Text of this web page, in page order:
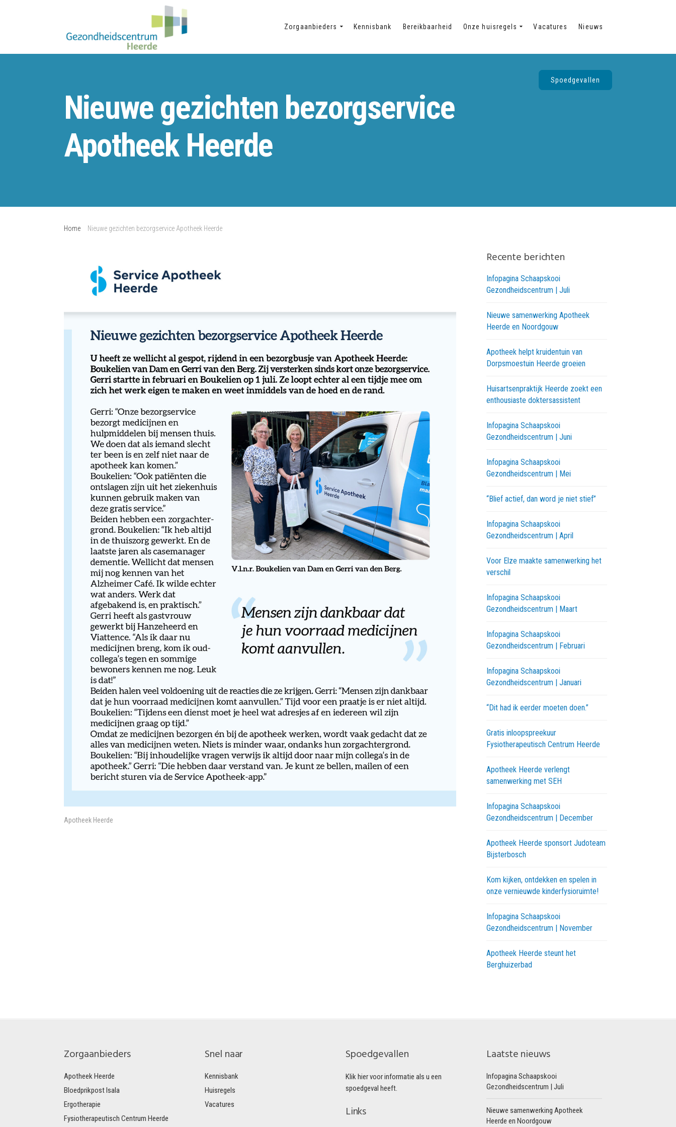
Zorgaanbieders Kennisbank Bereikbaarheid Onze huisregels Vacatures Nieuws
Spoedgevallen
Nieuwe gezichten bezorgservice
Apotheek Heerde
Home Nieuwe gezichten bezorgservice Apotheek Heerde
Apotheek Heerde
Recente berichten
Infopagina Schaapskooi
Gezondheidscentrum | Juli
Nieuwe samenwerking Apotheek
Heerde en Noordgouw
Apotheek helpt kruidentuin van
Dorpsmoestuin Heerde groeien
Huisartsenpraktijk Heerde zoekt een
enthousiaste doktersassistent
Infopagina Schaapskooi
Gezondheidscentrum | Juni
Infopagina Schaapskooi
Gezondheidscentrum | Mei
“Blief actief, dan word je niet stief”
Infopagina Schaapskooi
Gezondheidscentrum | April
Voor Elze maakte samenwerking het
verschil
Infopagina Schaapskooi
Gezondheidscentrum | Maart
Infopagina Schaapskooi
Gezondheidscentrum | Februari
Infopagina Schaapskooi
Gezondheidscentrum | Januari
“Dit had ik eerder moeten doen.”
Gratis inloopspreekuur
Fysiotherapeutisch Centrum Heerde
Apotheek Heerde verlengt
samenwerking met SEH
Infopagina Schaapskooi
Gezondheidscentrum | December
Apotheek Heerde sponsort Judoteam
Bijsterbosch
Kom kijken, ontdekken en spelen in
onze vernieuwde kinderfysioruimte!
Infopagina Schaapskooi
Gezondheidscentrum | November
Apotheek Heerde steunt het
Berghuizerbad
Zorgaanbieders
Apotheek Heerde
Bloedprikpost Isala
Ergotherapie
Fysiotherapeutisch Centrum Heerde
Snel naar
Kennisbank
Huisregels
Vacatures
Spoedgevallen
Klik hier voor informatie als u een
spoedgeval heeft.
Links
Laatste nieuws
Infopagina Schaapskooi
Gezondheidscentrum | Juli
Nieuwe samenwerking Apotheek
Heerde en Noordgouw